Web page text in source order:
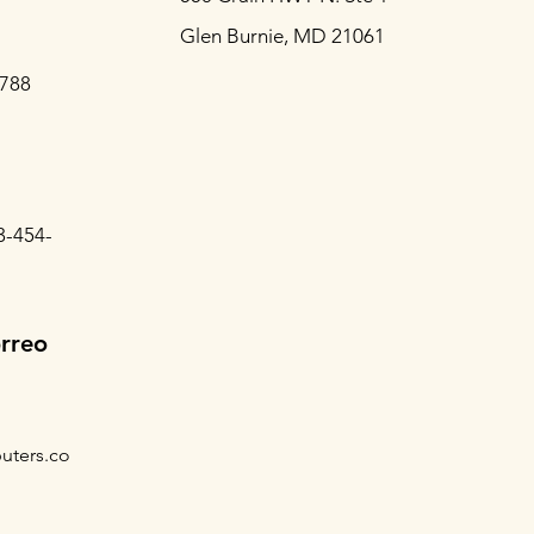
454-
Glen Burnie, MD 21061